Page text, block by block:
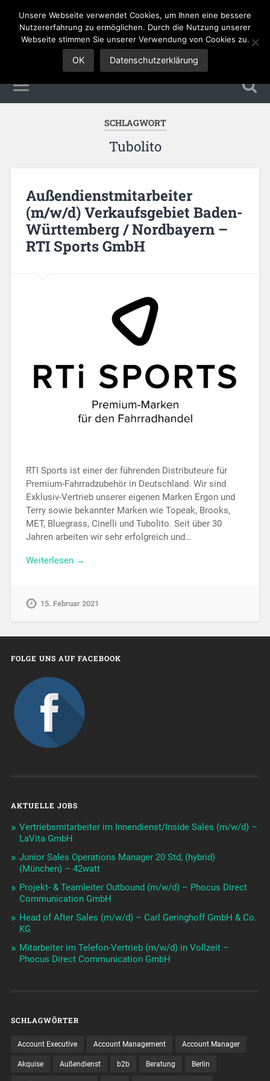
Sales Jobs
SCHLAGWORT
Tubolito
Außendienstmitarbeiter
(m/w/d) Verkaufsgebiet Baden-
Württemberg / Nordbayern –
RTI Sports GmbH
RTI Sports ist einer der führenden Distributeure für
Premium-Fahrradzubehör in Deutschland. Wir sind
Exklusiv-Vertrieb unserer eigenen Marken Ergon und
Terry sowie bekannter Marken wie Topeak, Brooks,
MET, Bluegrass, Cinelli und Tubolito. Seit über 30
Jahren arbeiten wir sehr erfolgreich und…
Weiterlesen →
15. Februar 2021
FOLGE UNS AUF FACEBOOK
AKTUELLE JOBS
Vertriebsmitarbeiter im Innendienst/Inside Sales (m/w/d) –
LaVita GmbH
Junior Sales Operations Manager 20 Std, (hybrid)
(München) – 42watt
Projekt- & Teamleiter Outbound (m/w/d) – Phocus Direct
Communication GmbH
Head of After Sales (m/w/d) – Carl Geringhoff GmbH & Co.
KG
Mitarbeiter im Telefon-Vertrieb (m/w/d) in Vollzeit –
Phocus Direct Communication GmbH
SCHLAGWÖRTER
Account Executive Account Management Account Manager
Akquise Außendienst b2b Beratung Berlin
Unsere Webseite verwendet Cookies, um Ihnen eine bessere
Nutzererfahrung zu ermöglichen. Durch die Nutzung unserer
Webseite stimmen Sie unserer Verwendung von Cookies zu.
OK Datenschutzerklärung